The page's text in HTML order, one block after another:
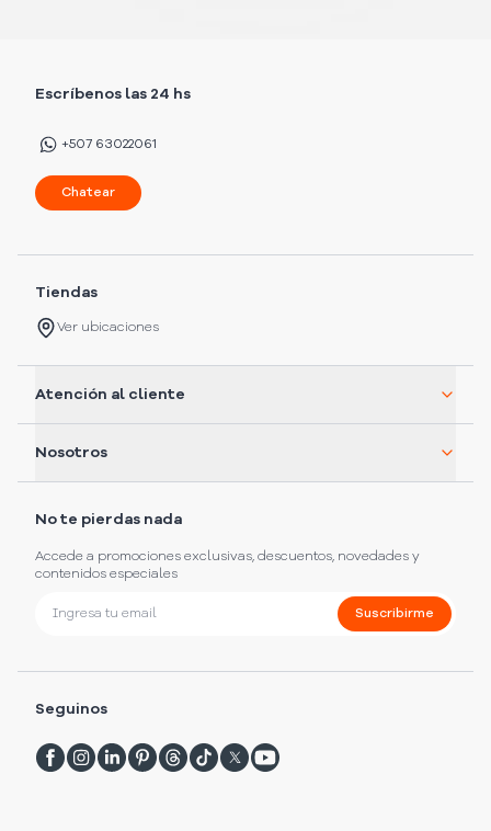
Escríbenos las 24 hs
+507 63022061
Chatear
Tiendas
Ver ubicaciones
Atención al cliente
Nosotros
No te pierdas nada
Accede a promociones exclusivas, descuentos, novedades y
contenidos especiales
Suscribirme
Seguinos